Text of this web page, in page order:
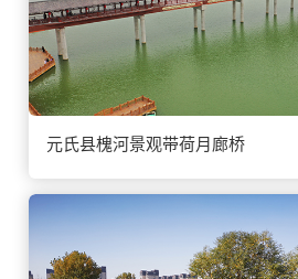
元氏县槐河景观带荷月廊桥